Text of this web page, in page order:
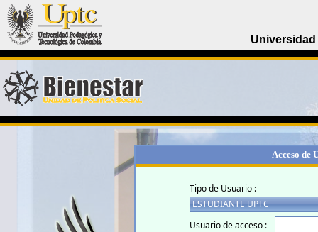
Acceso de
Tipo de Usuario :
Usuario de acceso :